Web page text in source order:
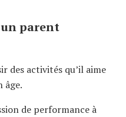
un parent
des activités qu’il aime
âge.
de performance à